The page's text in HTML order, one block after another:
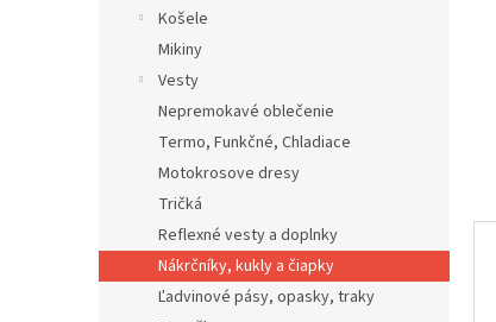
Košele
Mikiny
Vesty
Nepremokavé oblečenie
Termo, Funkčné, Chladiace
Motokrosove dresy
Tričká
Reflexné vesty a doplnky
Nákrčníky, kukly a čiapky
Ľadvinové pásy, opasky, traky